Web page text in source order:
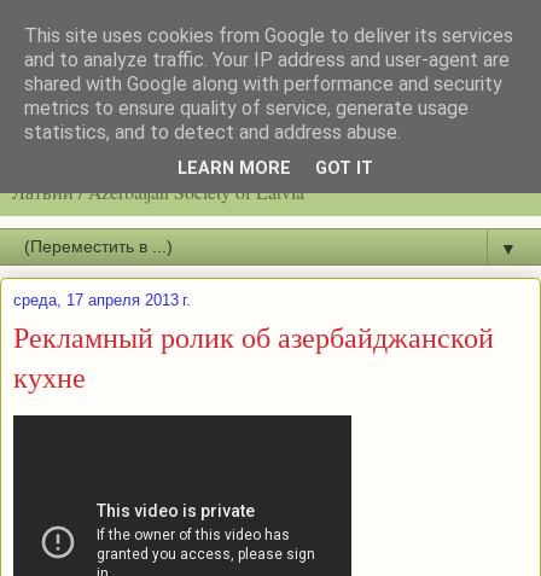
Latvijas azerbaidžāņu biedrību / Общество азербайджанцев
Латвии / Azerbaijan Society of Latvia
▼
среда, 17 апреля 2013 г.
Рекламный ролик об азербайджанской
кухне
This site uses cookies from Google to deliver its services
and to analyze traffic. Your IP address and user-agent are
shared with Google along with performance and security
metrics to ensure quality of service, generate usage
statistics, and to detect and address abuse.
LEARN MORE GOT IT